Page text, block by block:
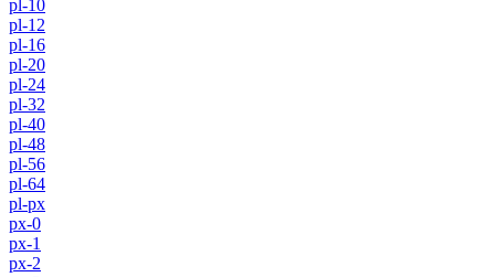
pl-10
pl-12
pl-16
pl-20
pl-24
pl-32
pl-40
pl-48
pl-56
pl-64
pl-px
px-0
px-1
px-2